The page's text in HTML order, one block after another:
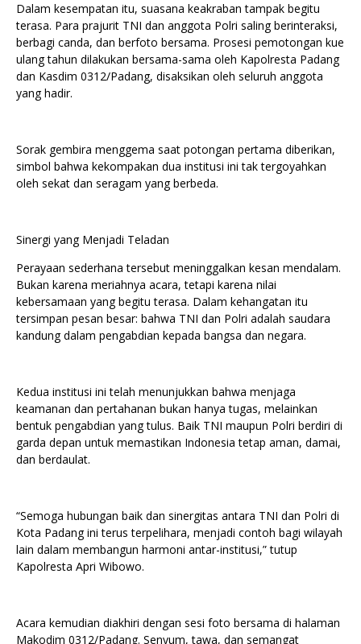
Dalam kesempatan itu, suasana keakraban tampak begitu
terasa. Para prajurit TNI dan anggota Polri saling berinteraksi,
berbagi canda, dan berfoto bersama. Prosesi pemotongan kue
ulang tahun dilakukan bersama-sama oleh Kapolresta Padang
dan Kasdim 0312/Padang, disaksikan oleh seluruh anggota
yang hadir.
Sorak gembira menggema saat potongan pertama diberikan,
simbol bahwa kekompakan dua institusi ini tak tergoyahkan
oleh sekat dan seragam yang berbeda.
Sinergi yang Menjadi Teladan
Perayaan sederhana tersebut meninggalkan kesan mendalam.
Bukan karena meriahnya acara, tetapi karena nilai
kebersamaan yang begitu terasa. Dalam kehangatan itu
tersimpan pesan besar: bahwa TNI dan Polri adalah saudara
kandung dalam pengabdian kepada bangsa dan negara.
Kedua institusi ini telah menunjukkan bahwa menjaga
keamanan dan pertahanan bukan hanya tugas, melainkan
bentuk pengabdian yang tulus. Baik TNI maupun Polri berdiri di
garda depan untuk memastikan Indonesia tetap aman, damai,
dan berdaulat.
“Semoga hubungan baik dan sinergitas antara TNI dan Polri di
Kota Padang ini terus terpelihara, menjadi contoh bagi wilayah
lain dalam membangun harmoni antar-institusi,” tutup
Kapolresta Apri Wibowo.
Acara kemudian diakhiri dengan sesi foto bersama di halaman
Makodim 0312/Padang. Senyum, tawa, dan semangat